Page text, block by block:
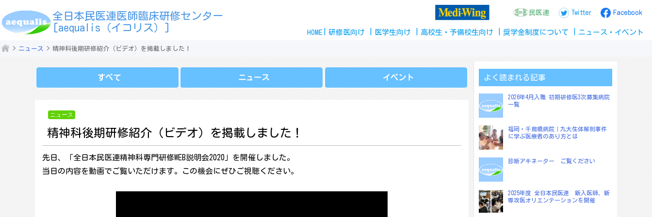
content
全日本民医連医師臨床研修センター
[aequalis（イコリス）]
民医連 Twitter Facebook
HOME 研修医向け 医学生向け 高校生 ・ 予備校生向け 奨学金制度 について ニュース ・ イベント
ニュース 精神科後期研修紹介（ビデオ）を掲載しました！
すべて ニュース イベント
ニュース
精神科後期研修紹介（ビデオ）を掲載しました！
先日、「全日本民医連精神科専門研修WEB説明会2020」を開催しました。
当日の内容を動画でご覧いただけます。この機会にぜひご視聴ください。
よく読まれる記事
2026年4月入職 初期研修医3次募集病院
一覧
福岡・千鳥橋病院｜九大生体解剖事件
に学ぶ医療者のあり方とは
診断アキネーター ご覧ください
2025年度 全日本民医連 新入医師、新
専攻医オリエンテーションを開催